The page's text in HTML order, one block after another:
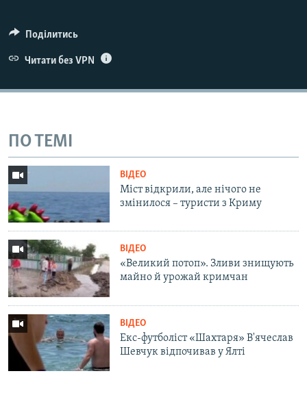
Поділитись
Читати без VPN
ПО ТЕМІ
ВІДЕО
Міст відкрили, але нічого не
змінилося – туристи з Криму
ВІДЕО
«Великий потоп». Зливи знищують
майно й урожай кримчан
ВІДЕО
Екс-футболіст «Шахтаря» В'ячеслав
Шевчук відпочивав у Ялті